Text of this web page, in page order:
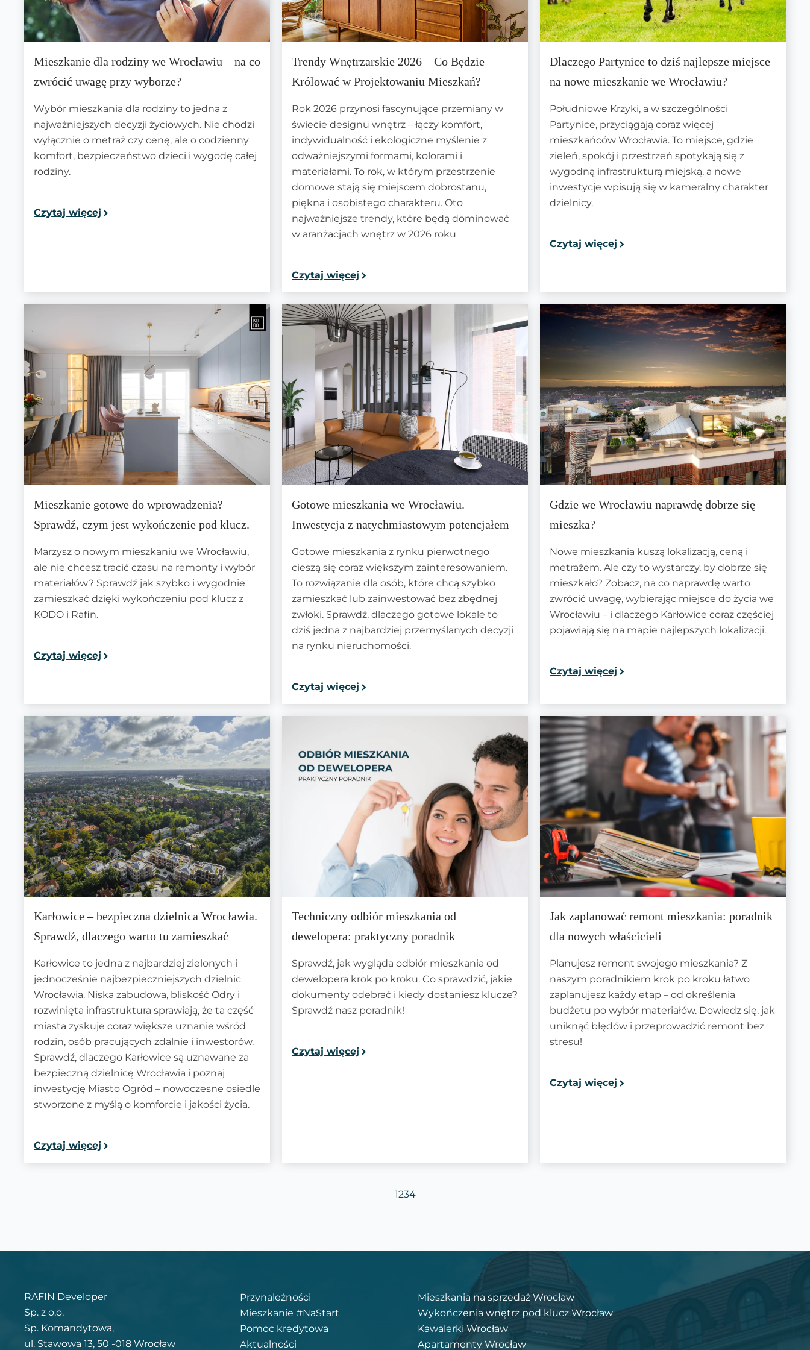
Mieszkanie dla rodziny we Wrocławiu – na co
zwrócić uwagę przy wyborze?
Wybór mieszkania dla rodziny to jedna z
najważniejszych decyzji życiowych. Nie chodzi
wyłącznie o metraż czy cenę, ale o codzienny
komfort, bezpieczeństwo dzieci i wygodę całej
rodziny.
Czytaj więcej
Trendy Wnętrzarskie 2026 – Co Będzie
Królować w Projektowaniu Mieszkań?
Rok 2026 przynosi fascynujące przemiany w
świecie designu wnętrz – łączy komfort,
indywidualność i ekologiczne myślenie z
odważniejszymi formami, kolorami i
materiałami. To rok, w którym przestrzenie
domowe stają się miejscem dobrostanu,
piękna i osobistego charakteru. Oto
najważniejsze trendy, które będą dominować
w aranżacjach wnętrz w 2026 roku
Czytaj więcej
Dlaczego Partynice to dziś najlepsze miejsce
na nowe mieszkanie we Wrocławiu?
Południowe Krzyki, a w szczególności
Partynice, przyciągają coraz więcej
mieszkańców Wrocławia. To miejsce, gdzie
zieleń, spokój i przestrzeń spotykają się z
wygodną infrastrukturą miejską, a nowe
inwestycje wpisują się w kameralny charakter
dzielnicy.
Czytaj więcej
Mieszkanie gotowe do wprowadzenia?
Sprawdź, czym jest wykończenie pod klucz.
Marzysz o nowym mieszkaniu we Wrocławiu,
ale nie chcesz tracić czasu na remonty i wybór
materiałów? Sprawdź jak szybko i wygodnie
zamieszkać dzięki wykończeniu pod klucz z
KODO i Rafin.
Czytaj więcej
Gotowe mieszkania we Wrocławiu.
Inwestycja z natychmiastowym potencjałem
Gotowe mieszkania z rynku pierwotnego
cieszą się coraz większym zainteresowaniem.
To rozwiązanie dla osób, które chcą szybko
zamieszkać lub zainwestować bez zbędnej
zwłoki. Sprawdź, dlaczego gotowe lokale to
dziś jedna z najbardziej przemyślanych decyzji
na rynku nieruchomości.
Czytaj więcej
Gdzie we Wrocławiu naprawdę dobrze się
mieszka?
Nowe mieszkania kuszą lokalizacją, ceną i
metrażem. Ale czy to wystarczy, by dobrze się
mieszkało? Zobacz, na co naprawdę warto
zwrócić uwagę, wybierając miejsce do życia we
Wrocławiu – i dlaczego Karłowice coraz częściej
pojawiają się na mapie najlepszych lokalizacji.
Czytaj więcej
Karłowice – bezpieczna dzielnica Wrocławia.
Sprawdź, dlaczego warto tu zamieszkać
Karłowice to jedna z najbardziej zielonych i
jednocześnie najbezpieczniejszych dzielnic
Wrocławia. Niska zabudowa, bliskość Odry i
rozwinięta infrastruktura sprawiają, że ta część
miasta zyskuje coraz większe uznanie wśród
rodzin, osób pracujących zdalnie i inwestorów.
Sprawdź, dlaczego Karłowice są uznawane za
bezpieczną dzielnicę Wrocławia i poznaj
inwestycję Miasto Ogród – nowoczesne osiedle
stworzone z myślą o komforcie i jakości życia.
Czytaj więcej
Techniczny odbiór mieszkania od
dewelopera: praktyczny poradnik
Sprawdź, jak wygląda odbiór mieszkania od
dewelopera krok po kroku. Co sprawdzić, jakie
dokumenty odebrać i kiedy dostaniesz klucze?
Sprawdź nasz poradnik!
Czytaj więcej
Jak zaplanować remont mieszkania: poradnik
dla nowych właścicieli
Planujesz remont swojego mieszkania? Z
naszym poradnikiem krok po kroku łatwo
zaplanujesz każdy etap – od określenia
budżetu po wybór materiałów. Dowiedz się, jak
uniknąć błędów i przeprowadzić remont bez
stresu!
Czytaj więcej
1234
RAFIN Developer
Sp. z o.o.
Sp. Komandytowa,
ul. Stawowa 13, 50 -018 Wrocław
Przynależności
Mieszkanie #NaStart
Pomoc kredytowa
Aktualności
Mieszkania na sprzedaż Wrocław
Wykończenia wnętrz pod klucz Wrocław
Kawalerki Wrocław
Apartamenty Wrocław